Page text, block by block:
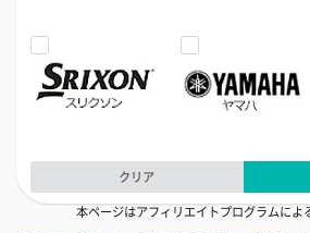
クリア
本ページはアフィリエイトプログラムによ